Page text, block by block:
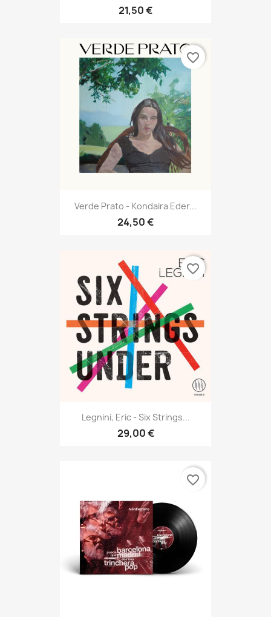
21,50 €
Verde Prato - Kondaira Eder...
24,50 €
favorite_border
Legnini, Eric - Six Strings...
29,00 €
favorite_border
favorite_border